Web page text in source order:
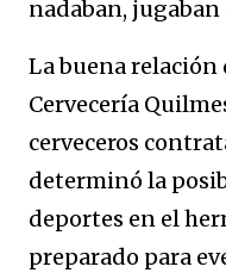
nadaban, jugaban
La buena relación
Cervecería
cerveceros
determinó la
deportes en el
preparado para